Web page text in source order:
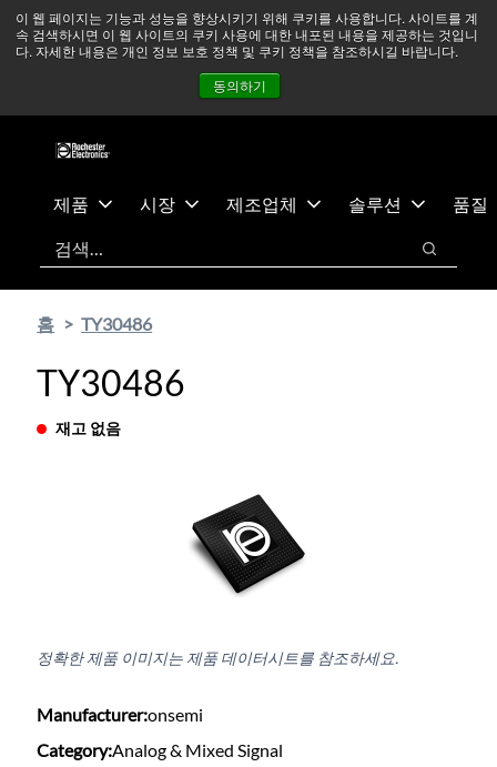
이 웹 페이지는 기능과 성능을 향상시키기 위해 쿠키를 사용합니다. 사이트를 계
속 검색하시면 이 웹 사이트의 쿠키 사용에 대한 내포된 내용을 제공하는 것입니
다. 자세한 내용은 개인 정보 보호 정책 및 쿠키 정책을 참조하시길 바랍니다.
동의하기
츠
건
중동 지역 상황을 지속적으로 주시하고 있으며, 모든 서비스는
정상적으로 운영되고 있습니다. 더 읽어보기 →
뉴스
문의하기
제품 시장 제조업체 솔루션
품질
검색
검색
홈 TY30486
TY30486
재고 없음
정확한 제품 이미지는 제품 데이터시트를 참조하세요.
Manufacturer:onsemi
Category:Analog & Mixed Signal